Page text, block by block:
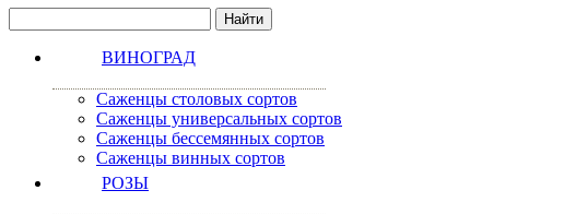
ВИНОГРАД
Саженцы столовых сортов
Саженцы универсальных сортов
Саженцы бессемянных сортов
Саженцы винных сортов
РОЗЫ